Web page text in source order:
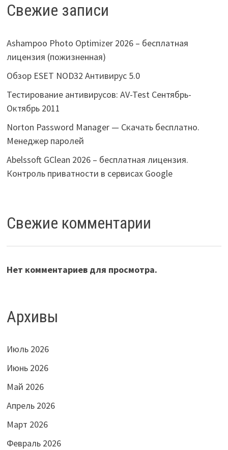
Свежие записи
Ashampoo Photo Optimizer 2026 – бесплатная
лицензия (пожизненная)
Обзор ESET NOD32 Антивирус 5.0
Тестирование антивирусов: AV-Test Сентябрь-
Октябрь 2011
Norton Password Manager — Скачать бесплатно.
Менеджер паролей
Abelssoft GClean 2026 – бесплатная лицензия.
Контроль приватности в сервисах Google
Свежие комментарии
Нет комментариев для просмотра.
Архивы
Июль 2026
Июнь 2026
Май 2026
Апрель 2026
Март 2026
Февраль 2026